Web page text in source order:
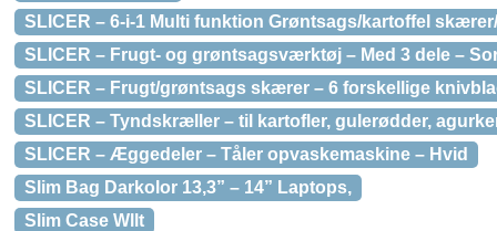
SLICER – 6-i-1 Multi funktion Grøntsags/kartoffel
SLICER – Frugt- og grøntsagsværktøj – Med 3 dele –
SLICER – Frugt/grøntsags skærer – 6 forskellige
SLICER – Tyndskræller – til kartofler, gulerødder,
SLICER – Æggedeler – Tåler opvaskemaskine – Hvid
Slim Bag Darkolor 13,3” – 14” Laptops,
Slim Case Wllt